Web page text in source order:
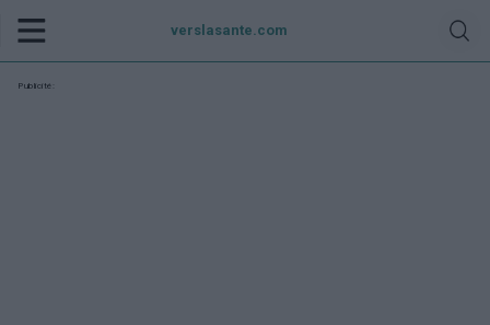
verslasante.com
Publicité: